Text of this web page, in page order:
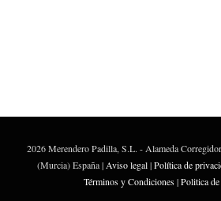
2026 Merendero Padilla, S.L. - Alameda
(Murcia) España |Aviso legal|Política de
Términos y Condiciones|Politica